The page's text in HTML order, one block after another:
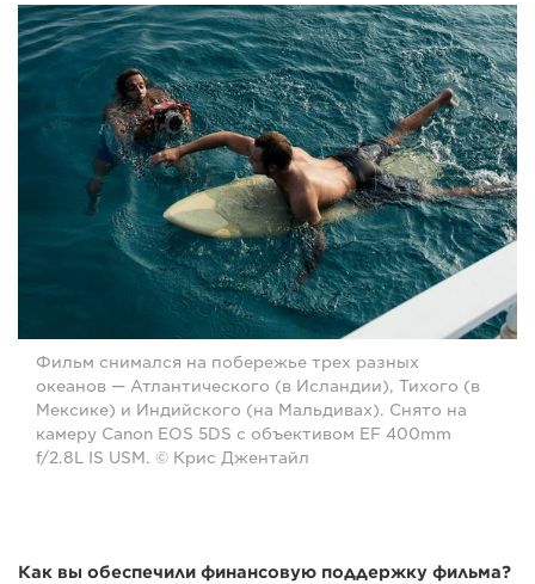
Фильм снимался на побережье трех разных
океанов — Атлантического (в Исландии), Тихого (в
Мексике) и Индийского (на Мальдивах). Снято на
камеру Canon EOS 5DS с объективом EF 400mm
f/2.8L IS USM. © Крис Джентайл
Как вы обеспечили финансовую поддержку фильма?